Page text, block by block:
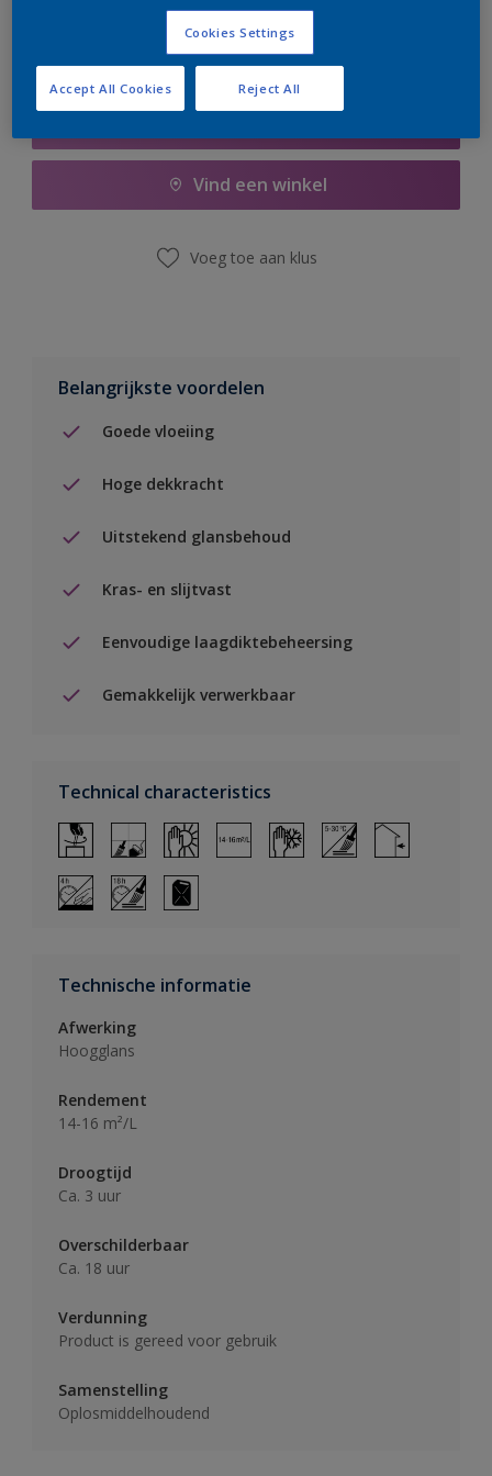
Vind een winkel
Voeg toe aan klus
Belangrijkste voordelen
Goede vloeiing
Hoge dekkracht
Uitstekend glansbehoud
Kras- en slijtvast
Eenvoudige laagdiktebeheersing
Gemakkelijk verwerkbaar
Technical characteristics
Technische informatie
Afwerking
Hoogglans
Rendement
14-16 m²/L
Droogtijd
Ca. 3 uur
Overschilderbaar
Ca. 18 uur
Verdunning
Product is gereed voor gebruik
Samenstelling
Oplosmiddelhoudend
Cookies Settings
Reject All
Accept All Cookies